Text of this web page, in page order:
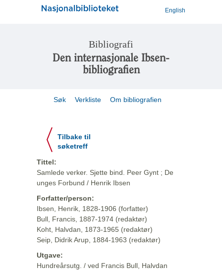
English
Bibliografi
Den internasjonale Ibsen-
bibliografien
Søk Verkliste Om bibliografien
Tilbake til
søketreff
Tittel:
Samlede verker. Sjette bind. Peer Gynt ; De
unges Forbund / Henrik Ibsen
Forfatter/person:
Ibsen, Henrik, 1828-1906 (forfatter)
Bull, Francis, 1887-1974 (redaktør)
Koht, Halvdan, 1873-1965 (redaktør)
Seip, Didrik Arup, 1884-1963 (redaktør)
Utgave:
Hundreårsutg. / ved Francis Bull, Halvdan